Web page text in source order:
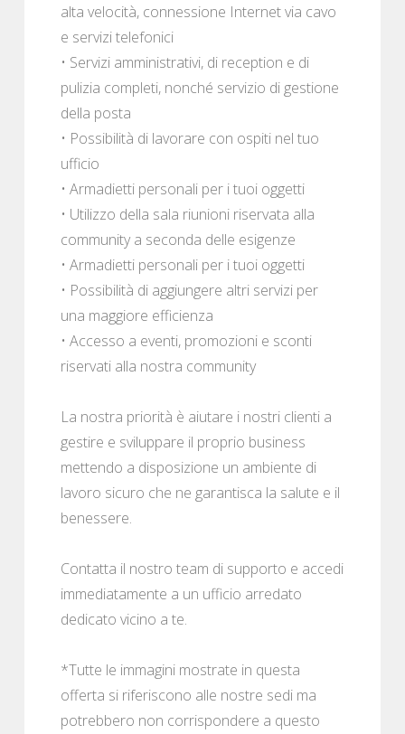
alta velocità, connessione Internet via cavo
e servizi telefonici
• Servizi amministrativi, di reception e di
pulizia completi, nonché servizio di gestione
della posta
• Possibilità di lavorare con ospiti nel tuo
ufficio
• Armadietti personali per i tuoi oggetti
• Utilizzo della sala riunioni riservata alla
community a seconda delle esigenze
• Armadietti personali per i tuoi oggetti
• Possibilità di aggiungere altri servizi per
una maggiore efficienza
• Accesso a eventi, promozioni e sconti
riservati alla nostra community
La nostra priorità è aiutare i nostri clienti a
gestire e sviluppare il proprio business
mettendo a disposizione un ambiente di
lavoro sicuro che ne garantisca la salute e il
benessere.
Contatta il nostro team di supporto e accedi
immediatamente a un ufficio arredato
dedicato vicino a te.
*Tutte le immagini mostrate in questa
offerta si riferiscono alle nostre sedi ma
potrebbero non corrispondere a questo